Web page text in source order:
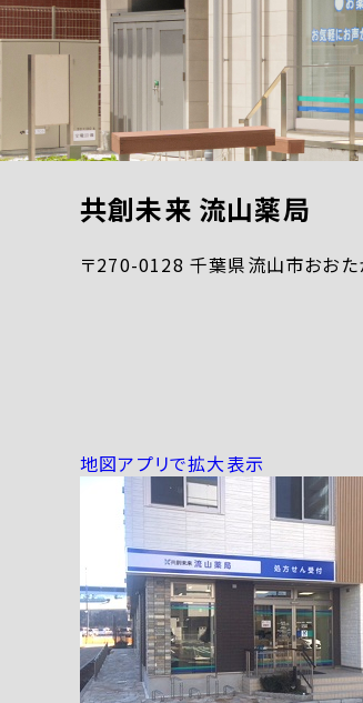
共創未来 流山薬局
〒270-0128 千葉県流山市おお
地図アプリで拡大表示